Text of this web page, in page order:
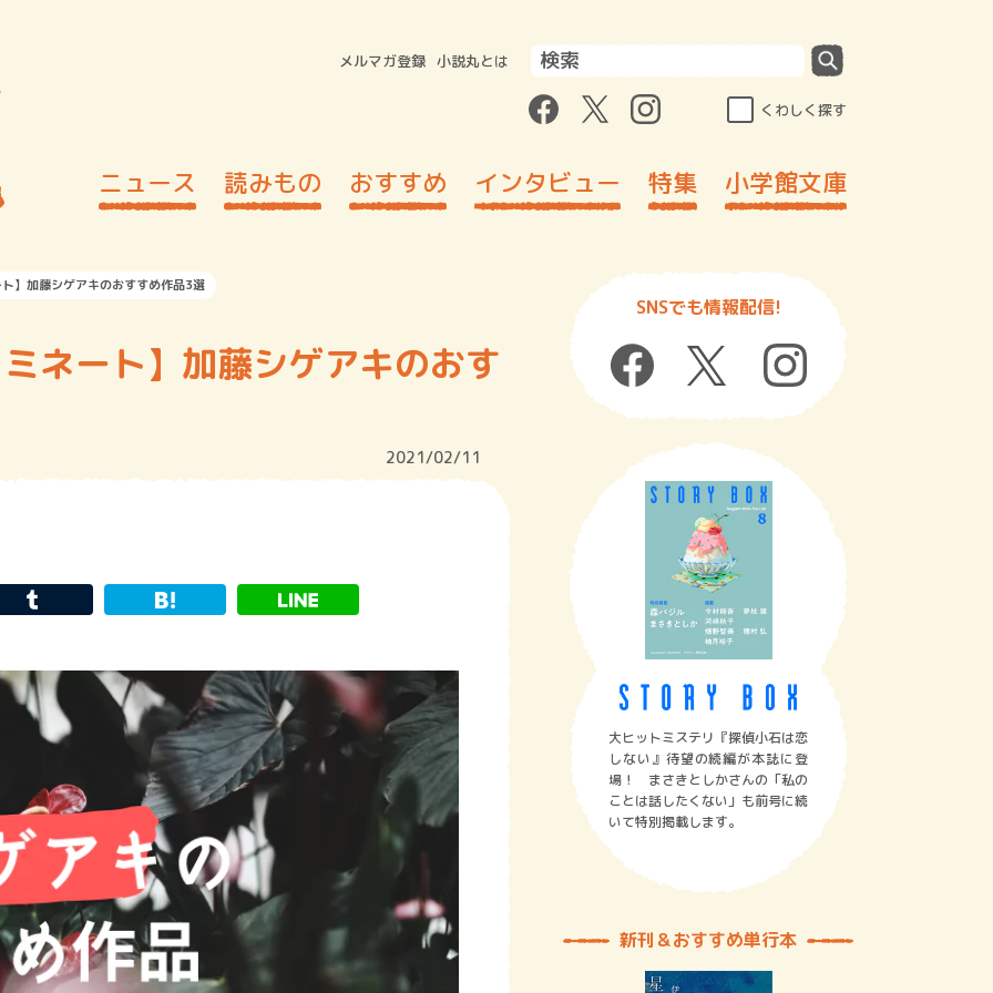
メルマガ登録 小説丸とは
くわしく探す
ニュース 読みもの おすすめ インタビュー 特集 小学館文庫
】加藤シゲアキのおすすめ作品3選
ネート】加藤シゲアキのおす
2021/02/11
SNSでも情報配信!
大ヒットミステリ『探偵小石は恋
しない』待望の続編が本誌に登
場！ まさきとしかさんの「私の
ことは話したくない」も前号に続
いて特別掲載します。
新刊＆おすすめ単行本